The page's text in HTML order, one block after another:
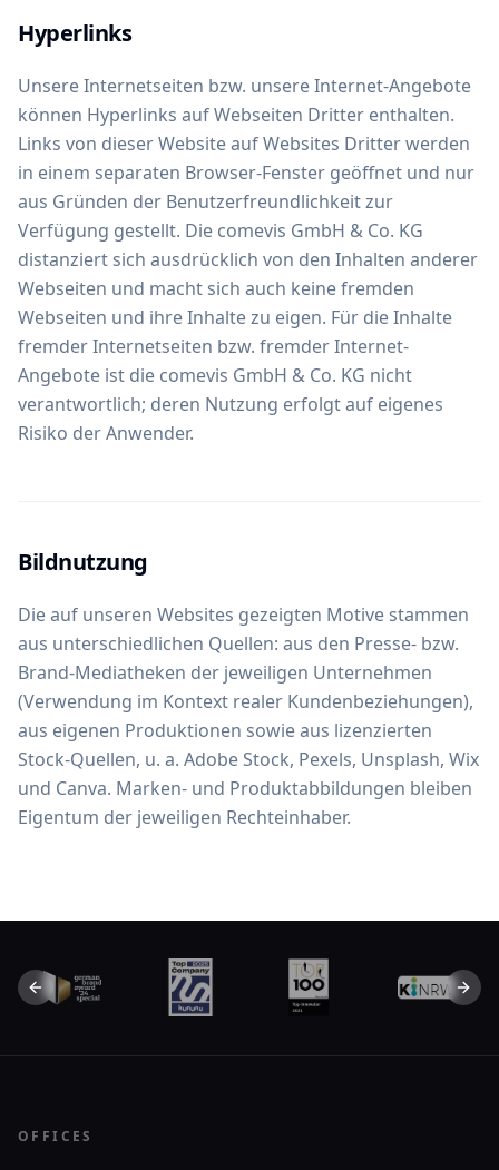
Hyperlinks
Unsere Internetseiten bzw. unsere Internet-Angebote
können Hyperlinks auf Webseiten Dritter enthalten.
Links von dieser Website auf Websites Dritter werden
in einem separaten Browser-Fenster geöffnet und nur
aus Gründen der Benutzerfreundlichkeit zur
Verfügung gestellt. Die comevis GmbH & Co. KG
distanziert sich ausdrücklich von den Inhalten anderer
Webseiten und macht sich auch keine fremden
Webseiten und ihre Inhalte zu eigen. Für die Inhalte
fremder Internetseiten bzw. fremder Internet-
Angebote ist die comevis GmbH & Co. KG nicht
verantwortlich; deren Nutzung erfolgt auf eigenes
Risiko der Anwender.
Bildnutzung
Die auf unseren Websites gezeigten Motive stammen
aus unterschiedlichen Quellen: aus den Presse- bzw.
Brand-Mediatheken der jeweiligen Unternehmen
(Verwendung im Kontext realer Kundenbeziehungen),
aus eigenen Produktionen sowie aus lizenzierten
Stock-Quellen, u. a. Adobe Stock, Pexels, Unsplash, Wix
und Canva. Marken- und Produktabbildungen bleiben
Eigentum der jeweiligen Rechteinhaber.
Previous slide
OFFICES